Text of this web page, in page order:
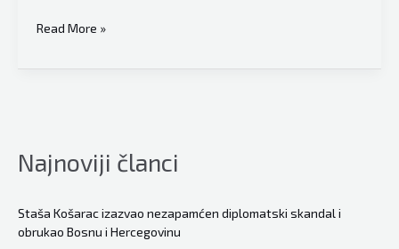
Snažne
u
zastupnik
Gahler:
“Ono
Read More »
Najnoviji članci
Staša Košarac izazvao nezapamćen diplomatski skandal i
obrukao Bosnu i Hercegovinu